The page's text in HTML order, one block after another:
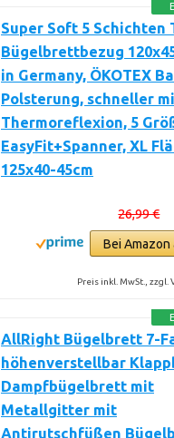
Super Soft 5 Schichten
Bügelbrettbezug
in Germany, ÖKOTEX
Polsterung, schneller
Thermoreflexion, 5
EasyFit+Spanner, XL
125x40-45cm
26,99 €
Bei Amazon
Preis inkl. MwSt., zzgl.
AllRight Bügelbrett 7-
höhenverstellbar
Dampfbügelbrett mit
Metallgitter mit
Antirutschfüßen